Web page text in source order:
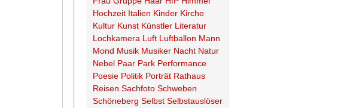
Hochzeit Italien Kinder Kirche
Kultur Kunst Künstler Literatur
Lochkamera Luft Luftballon Mann
Mond Musik Musiker Nacht Natur
Nebel Paar Park Performance
Poesie Politik Porträt Rathaus
Reisen Sachfoto Schweben
Schöneberg Selbst Selbstauslöser